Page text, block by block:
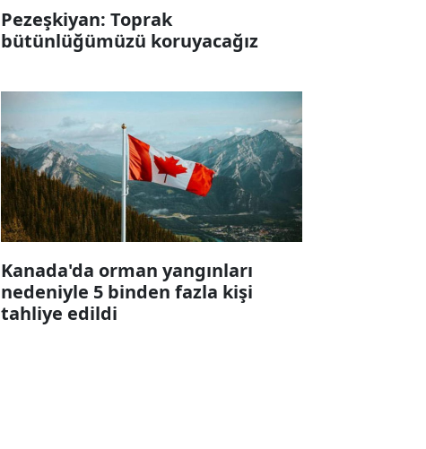
Pezeşkiyan: Toprak
bütünlüğümüzü koruyacağız
Kanada'da orman yangınları
nedeniyle 5 binden fazla kişi
tahliye edildi